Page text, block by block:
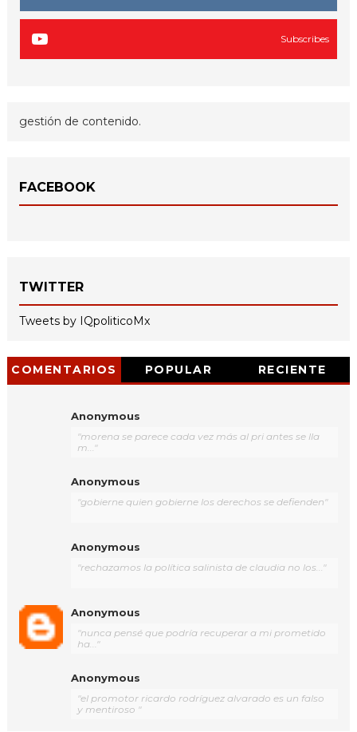
Subscribes
gestión de contenido.
FACEBOOK
TWITTER
Tweets by IQpoliticoMx
COMENTARIOS POPULAR RECIENTE
Anonymous
"morena se parece cada vez más al pri antes se lla
m..."
Anonymous
"gobierne quien gobierne los derechos se defienden"
Anonymous
"rechazamos la política salinista de claudia no los..."
Anonymous
"nunca pensé que podría recuperar a mi prometido
ha..."
Anonymous
"el promotor ricardo rodríguez alvarado es un falso
y mentiroso "